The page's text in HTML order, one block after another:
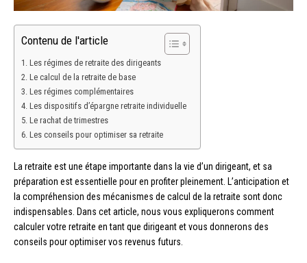
Contenu de l'article
Les régimes de retraite des dirigeants
Le calcul de la retraite de base
Les régimes complémentaires
Les dispositifs d’épargne retraite individuelle
Le rachat de trimestres
Les conseils pour optimiser sa retraite
La retraite est une étape importante dans la vie d’un dirigeant, et sa
préparation est essentielle pour en profiter pleinement. L’anticipation et
la compréhension des mécanismes de calcul de la retraite sont donc
indispensables. Dans cet article, nous vous expliquerons comment
calculer votre retraite en tant que dirigeant et vous donnerons des
conseils pour optimiser vos revenus futurs.